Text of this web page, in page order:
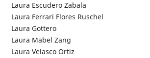
Laura Escudero Zabala
Laura Ferrari Flores Ruschel
Laura Gottero
Laura Mabel Zang
Laura Velasco Ortiz